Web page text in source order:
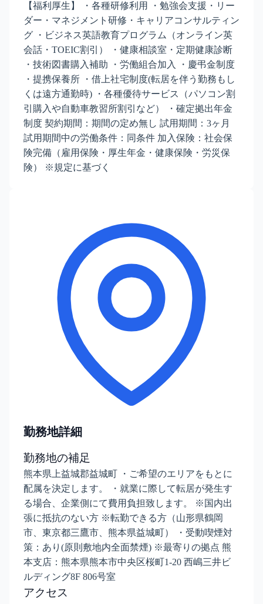
【福利厚生】 ・各種研修利用 ・勉強会支援・リー
ダー・マネジメント研修・キャリアコンサルティン
グ ・ビジネス英語教育プログラム（オンライン英
会話・TOEIC割引） ・健康相談室・定期健康診断
・技術図書購入補助 ・労働組合加入 ・慶弔金制度
・提携保養所 ・借上社宅制度(転居を伴う勤務もし
くは遠方通勤時) ・各種優待サービス（パソコン割
引購入や自動車教習所割引など） ・確定拠出年金
制度 契約期間：期間の定め無し 試用期間：3ヶ月
試用期間中の労働条件：同条件 加入保険：社会保
険完備（雇用保険・厚生年金・健康保険・労災保
険） ※規定に基づく
勤務地詳細
勤務地の補足
熊本県上益城郡益城町 ・ご希望のエリアをもとに
配属を決定します。 ・就業に際して転居が発生す
る場合、企業側にて費用負担致します。 ※国内出
張に抵抗のない方 ※転勤できる方（山形県鶴岡
市、東京都三鷹市、熊本県益城町） ・受動喫煙対
策：あり(原則敷地内全面禁煙) ※最寄りの拠点 熊
本支店：熊本県熊本市中央区桜町1-20 西嶋三井ビ
ルディング8F 806号室
アクセス